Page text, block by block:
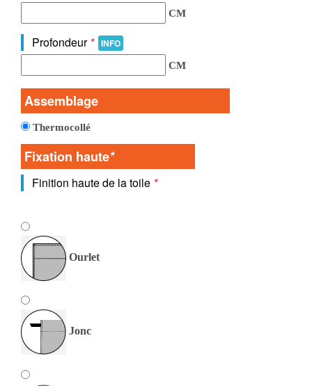
CM
Profondeur * INFO
CM
Assemblage
Thermocollé
Fixation haute*
Finition haute de la toile *
Ourlet
Jonc